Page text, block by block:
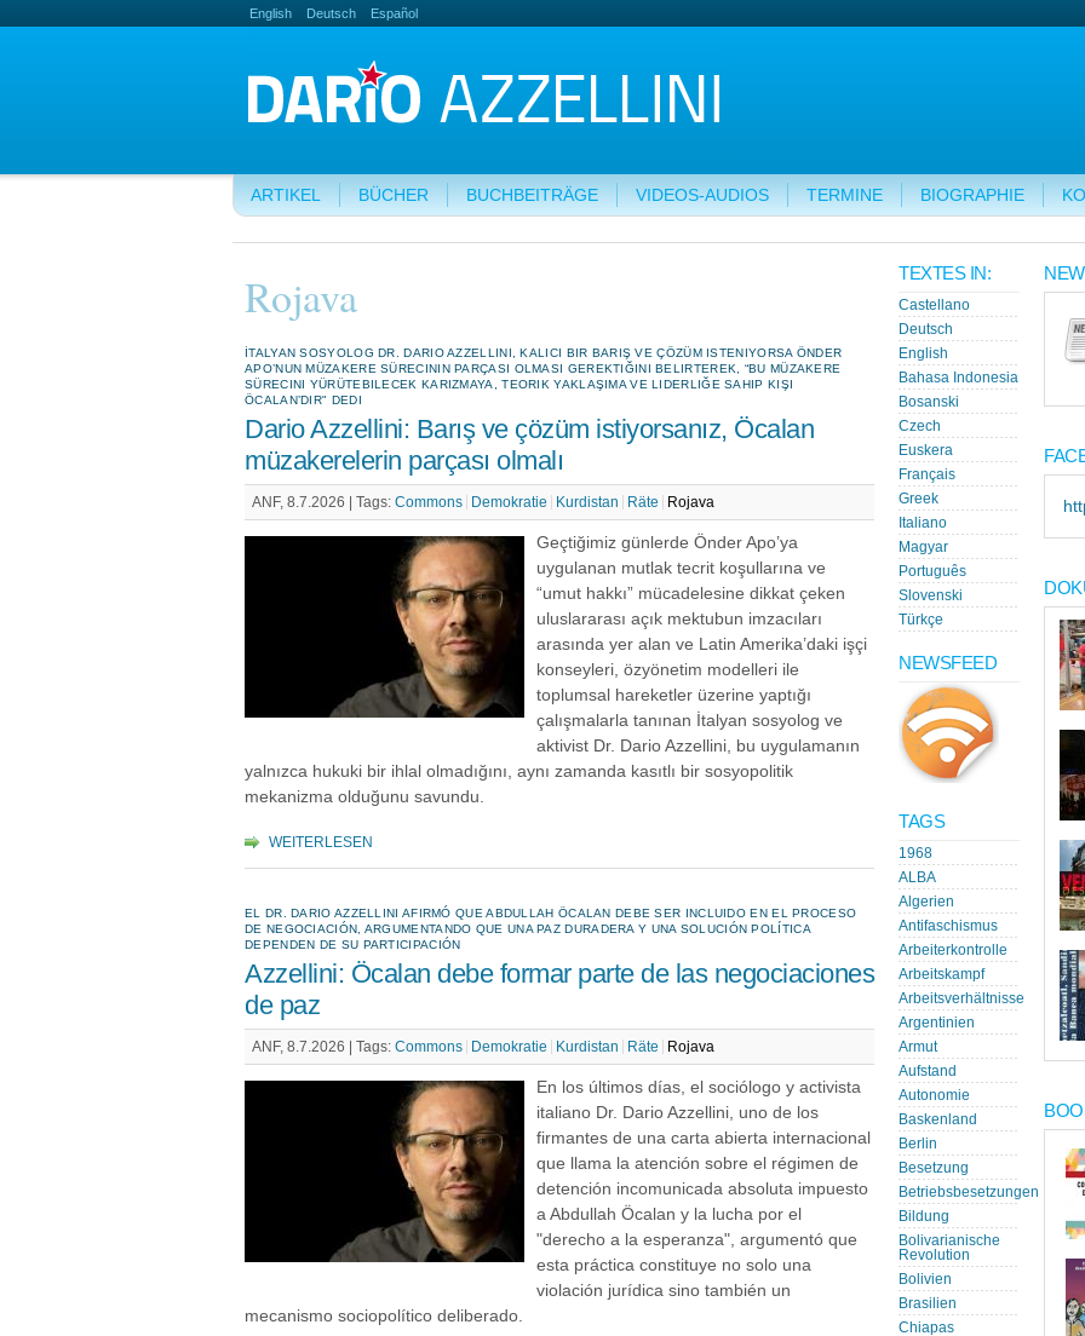
English Deutsch Español
ARTIKEL BÜCHER BUCHBEITRÄGE VIDEOS-AUDIOS TERMINE BIOGRAPHIE
Rojava
İTALYAN SOSYOLOG DR. DARIO AZZELLINI, KALICI BIR BARIŞ VE ÇÖZÜM ISTENIYORSA ÖNDER
APO’NUN MÜZAKERE SÜRECININ PARÇASI OLMASI GEREKTIĞINI BELIRTEREK, “BU MÜZAKERE
SÜRECINI YÜRÜTEBILECEK KARIZMAYA, TEORIK YAKLAŞIMA VE LIDERLIĞE SAHIP KIŞI
ÖCALAN’DIR" DEDI
Dario Azzellini: Barış ve çözüm istiyorsanız, Öcalan
müzakerelerin parçası olmalı
ANF, 8.7.2026 | Tags: Commons Demokratie Kurdistan Räte Rojava
Geçtiğimiz günlerde Önder Apo’ya
uygulanan mutlak tecrit koşullarına ve
“umut hakkı” mücadelesine dikkat çeken
uluslararası açık mektubun imzacıları
arasında yer alan ve Latin Amerika’daki işçi
konseyleri, özyönetim modelleri ile
toplumsal hareketler üzerine yaptığı
çalışmalarla tanınan İtalyan sosyolog ve
aktivist Dr. Dario Azzellini, bu uygulamanın
yalnızca hukuki bir ihlal olmadığını, aynı zamanda kasıtlı bir sosyopolitik
mekanizma olduğunu savundu.
WEITERLESEN
EL DR. DARIO AZZELLINI AFIRMÓ QUE ABDULLAH ÖCALAN DEBE SER INCLUIDO EN EL PROCESO
DE NEGOCIACIÓN, ARGUMENTANDO QUE UNA PAZ DURADERA Y UNA SOLUCIÓN POLÍTICA
DEPENDEN DE SU PARTICIPACIÓN
Azzellini: Öcalan debe formar parte de las negociaciones
de paz
ANF, 8.7.2026 | Tags: Commons Demokratie Kurdistan Räte Rojava
En los últimos días, el sociólogo y activista
italiano Dr. Dario Azzellini, uno de los
firmantes de una carta abierta internacional
que llama la atención sobre el régimen de
detención incomunicada absoluta impuesto
a Abdullah Öcalan y la lucha por el
"derecho a la esperanza", argumentó que
esta práctica constituye no solo una
violación jurídica sino también un
mecanismo sociopolítico deliberado.
TEXTES IN:
Castellano
Deutsch
English
Bahasa Indonesia
Bosanski
Czech
Euskera
Français
Greek
Italiano
Magyar
Português
Slovenski
Türkçe
NEWSFEED
TAGS
1968
ALBA
Algerien
Antifaschismus
Arbeiterkontrolle
Arbeitskampf
Arbeitsverhältnisse
Argentinien
Armut
Aufstand
Autonomie
Baskenland
Berlin
Besetzung
Betriebsbesetzungen
Bildung
Bolivarianische
Revolution
Bolivien
Brasilien
Chiapas